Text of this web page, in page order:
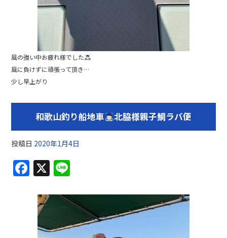
風の強い中お疲れ様でした
風に負けずに頑張って頂き…
少し早上がり
和歌山釣り船地車 北脇様親子鯛ラバ便
投稿日 2020年1月4日
F
a
c
e
b
X
e